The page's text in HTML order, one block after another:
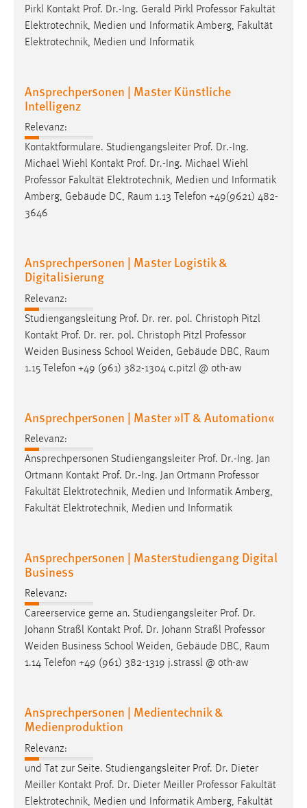
Pirkl Kontakt Prof. Dr.-Ing. Gerald Pirkl Professor Fakultät
Elektrotechnik, Medien und Informatik Amberg, Fakultät
Elektrotechnik, Medien und Informatik
Ansprechpersonen | Master Künstliche
Intelligenz
Relevanz:
Kontaktformulare. Studiengangsleiter Prof. Dr.-Ing.
Michael Wiehl Kontakt Prof. Dr.-Ing. Michael Wiehl
Professor Fakultät Elektrotechnik, Medien und Informatik
Amberg, Gebäude DC, Raum 1.13 Telefon +49(9621) 482-
3646
Ansprechpersonen | Master Logistik &
Digitalisierung
Relevanz:
Studiengangsleitung Prof. Dr. rer. pol. Christoph Pitzl
Kontakt Prof. Dr. rer. pol. Christoph Pitzl Professor
Weiden Business School Weiden, Gebäude DBC, Raum
1.15 Telefon +49 (961) 382-1304 c.pitzl @ oth-aw
Ansprechpersonen | Master »IT & Automation«
Relevanz:
Ansprechpersonen Studiengangsleiter Prof. Dr.-Ing. Jan
Ortmann Kontakt Prof. Dr.-Ing. Jan Ortmann Professor
Fakultät Elektrotechnik, Medien und Informatik Amberg,
Fakultät Elektrotechnik, Medien und Informatik
Ansprechpersonen | Masterstudiengang Digital
Business
Relevanz:
Careerservice gerne an. Studiengangsleiter Prof. Dr.
Johann Straßl Kontakt Prof. Dr. Johann Straßl Professor
Weiden Business School Weiden, Gebäude DBC, Raum
1.14 Telefon +49 (961) 382-1319 j.strassl @ oth-aw
Ansprechpersonen | Medientechnik &
Medienproduktion
Relevanz:
und Tat zur Seite. Studiengangsleiter Prof. Dr. Dieter
Meiller Kontakt Prof. Dr. Dieter Meiller Professor Fakultät
Elektrotechnik, Medien und Informatik Amberg, Fakultät
Conversion-Tracking
Cookie Laufzeit:
Facebook Pixel
Name:
Anbieter:
Facebook
Zweck:
3 Monate
EXTERNE MEDIEN
Um Inhalte von Videoplattformen und Social Media
Plattformen anzeigen zu können, werden von diesen
externen Medien Cookies gesetzt.
Vimeo